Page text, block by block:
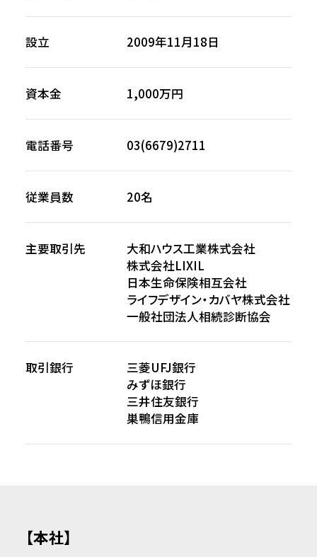
設立 2009年11月18日
資本金 1,000万円
電話番号 03(6679)2711
従業員数 20名
主要取引先
大和ハウス工業株式会社
株式会社LIXIL
日本生命保険相互会社
ライフデザイン・カバヤ株式会社
一般社団法人相続診断協会
取引銀行
三菱UFJ銀行
みずほ銀行
三井住友銀行
巣鴨信用金庫
【本社】